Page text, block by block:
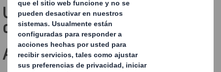
Un packaging es mucho más
que una caja.
Afecta a todo.